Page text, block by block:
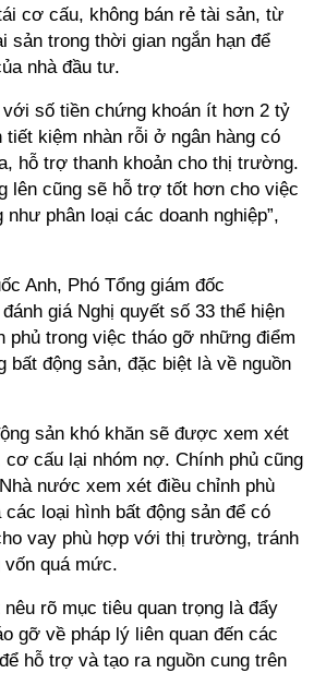
cơ cấu, không bán rẻ tài sản, từ
sản trong thời gian ngắn hạn để
nhà đầu tư.
số tiền chứng khoán ít hơn 2 tỷ
tiết kiệm nhàn rỗi ở ngân hàng có
hỗ trợ thanh khoản cho thị trường.
lên cũng sẽ hỗ trợ tốt hơn cho việc
phân loại các doanh nghiệp”,
Anh, Phó Tổng giám đốc
giá Nghị quyết số 33 thể hiện
phủ trong việc tháo gỡ những điểm
bất động sản, đặc biệt là về nguồn
sản khó khăn sẽ được xem xét
cấu lại nhóm nợ. Chính phủ cũng
nước xem xét điều chỉnh phù
loại hình bất động sản để có
vay phù hợp với thị trường, tránh
quá mức.
rõ mục tiêu quan trọng là đẩy
gỡ về pháp lý liên quan đến các
hỗ trợ và tạo ra nguồn cung trên